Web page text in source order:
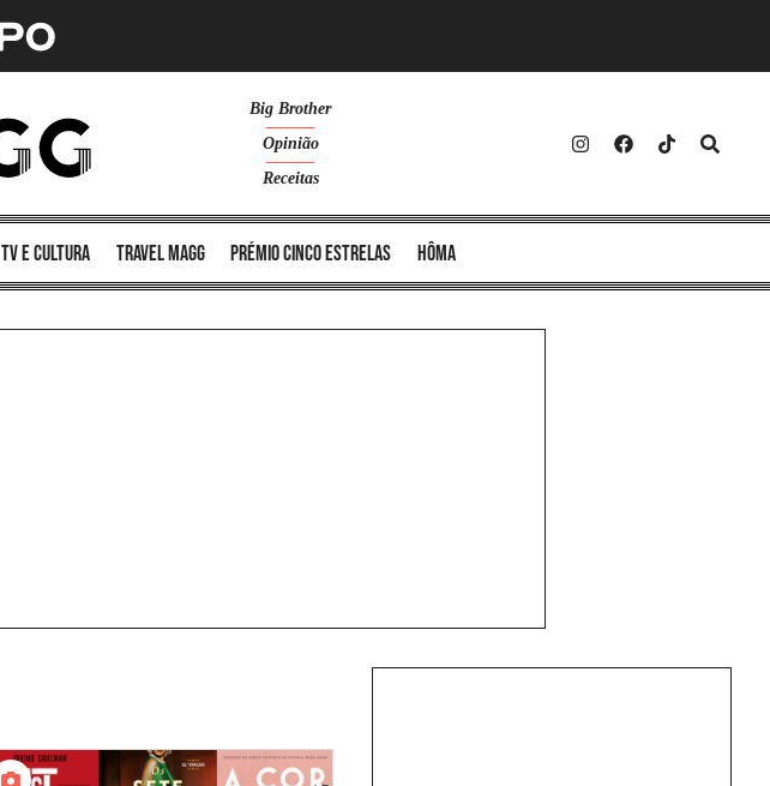
Big Brother
Opinião
Receitas
TV e cultura Travel MAGG Prémio Cinco Estrelas Hôma